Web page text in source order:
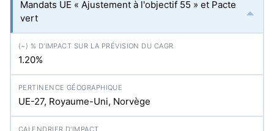
Mandats UE « Ajustement à l'objectif 55 » et Pacte
vert
1.20%
UE-27, Royaume-Uni, Norvège